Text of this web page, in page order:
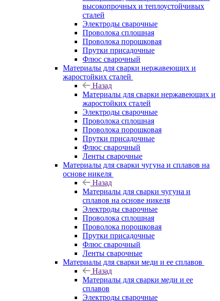
высокопрочных и теплоустойчивых
сталей
Электроды сварочные
Проволока сплошная
Проволока порошковая
Прутки присадочные
Флюс сварочный
Материалы для сварки нержавеющих и
жаростойких сталей
Назад
Материалы для сварки нержавеющих и
жаростойких сталей
Электроды сварочные
Проволока сплошная
Проволока порошковая
Прутки присадочные
Флюс сварочный
Ленты сварочные
Материалы для сварки чугуна и сплавов на
основе никеля
Назад
Материалы для сварки чугуна и
сплавов на основе никеля
Электроды сварочные
Проволока сплошная
Проволока порошковая
Прутки присадочные
Флюс сварочный
Ленты сварочные
Материалы для сварки меди и ее сплавов
Назад
Материалы для сварки меди и ее
сплавов
Электроды сварочные